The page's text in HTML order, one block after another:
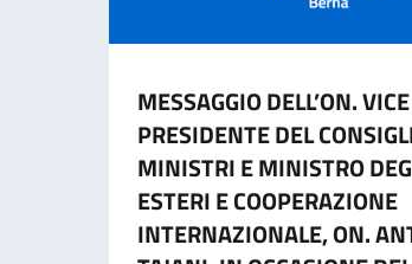
MESSAGGIO DELL’ON. VICE
PRESIDENTE DEL
MINISTRI E MINISTRO
ESTERI E COOPERAZIONE
INTERNAZIONALE, ON.